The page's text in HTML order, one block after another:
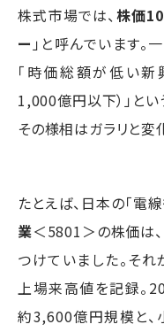
株式市場では、株価
ー 」と呼んでいます
「時価総額が低い
1,000億円以下）」と
その様相はガラリと変
たとえば、日本の「電
業＜5801＞の株価は
つけていました。そ
上場来高値を記録。
約3,600億円規模と、